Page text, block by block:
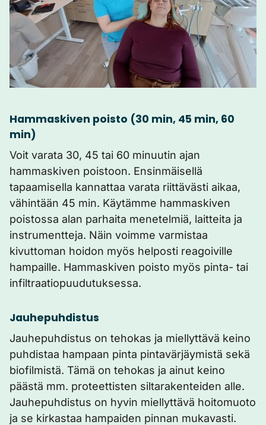
Hammaskiven poisto (30 min, 45 min, 60
min)
Voit varata 30, 45 tai 60 minuutin ajan
hammaskiven poistoon. Ensinmäisellä
tapaamisella kannattaa varata riittävästi aikaa,
vähintään 45 min. Käytämme hammaskiven
poistossa alan parhaita menetelmiä, laitteita ja
instrumentteja. Näin voimme varmistaa
kivuttoman hoidon myös helposti reagoiville
hampaille. Hammaskiven poisto myös pinta- tai
infiltraatiopuudutuksessa.
Jauhepuhdistus
Jauhepuhdistus on tehokas ja miellyttävä keino
puhdistaa hampaan pinta pintavärjäymistä sekä
biofilmistä. Tämä on tehokas ja ainut keino
päästä mm. proteettisten siltarakenteiden alle.
Jauhepuhdistus on hyvin miellyttävä hoitomuoto
ja se kirkastaa hampaiden pinnan mukavasti.